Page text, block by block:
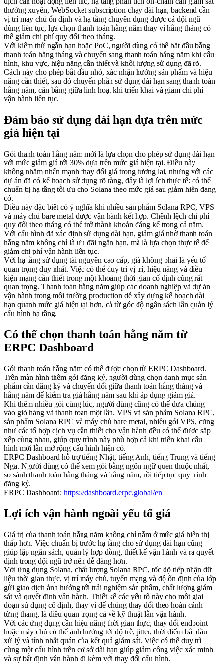
thường xuyên, WebSocket subscription chạy dài hạn, backend cần
vị trí máy chủ ổn định và hạ tầng chuyên dụng được cả đội ngũ
dùng liên tục, lựa chọn thanh toán hằng năm thay vì hằng tháng có
thể giảm chi phí quy đổi theo tháng.
Với kiểm thử ngắn hạn hoặc PoC, người dùng có thể bắt đầu bằng
thanh toán hằng tháng và chuyển sang thanh toán hằng năm khi cấu
hình, khu vực, hiệu năng cần thiết và khối lượng sử dụng đã rõ.
Cách này cho phép bắt đầu nhỏ, xác nhận hướng sản phẩm và hiệu
năng cần thiết, sau đó chuyển phần sử dụng dài hạn sang thanh toán
hằng năm, cân bằng giữa linh hoạt khi triển khai và giảm chi phí
vận hành liên tục.
Đảm bảo sử dụng dài hạn dựa trên mức
giá hiện tại
Gói thanh toán hằng năm mới là lựa chọn cho phép sử dụng dài hạn
với mức giảm giá tới 30% dựa trên mức giá hiện tại. Điều này
không nhằm nhấn mạnh thay đổi giá trong tương lai, nhưng với các
dự án đã có kế hoạch sử dụng rõ ràng, đây là lợi ích thực tế: có thể
chuẩn bị hạ tầng tối ưu cho Solana theo mức giá sau giảm hiện đang
có.
Điều này đặc biệt có ý nghĩa khi nhiều sản phẩm Solana RPC, VPS
và máy chủ bare metal được vận hành kết hợp. Chênh lệch chi phí
quy đổi theo tháng có thể trở thành khoản đáng kể trong cả năm.
Với cấu hình đã xác định sử dụng dài hạn, giảm giá nhờ thanh toán
hằng năm không chỉ là ưu đãi ngắn hạn, mà là lựa chọn thực tế để
giảm chi phí vận hành liên tục.
Với hạ tầng sử dụng tài nguyên cao cấp, giá không phải là yếu tố
quan trọng duy nhất. Việc có thể duy trì vị trí, hiệu năng và điều
kiện mạng cần thiết trong một khoảng thời gian cố định cũng rất
quan trọng. Thanh toán hằng năm giúp các doanh nghiệp và dự án
vận hành trong môi trường production dễ xây dựng kế hoạch dài
hạn quanh mức giá hiện tại hơn, cả từ góc độ ngân sách lẫn quản lý
cấu hình hạ tầng.
Có thể chọn thanh toán hằng năm từ
ERPC Dashboard
Gói thanh toán hằng năm có thể được chọn từ ERPC Dashboard.
Trên màn hình thêm gói đăng ký, người dùng chọn danh mục sản
phẩm cần đăng ký và chuyển đổi giữa thanh toán hằng tháng và
hằng năm để kiểm tra giá hằng năm sau khi áp dụng giảm giá.
Khi thêm nhiều gói cùng lúc, người dùng cũng có thể đưa chúng
vào giỏ hàng và thanh toán một lần. VPS và sản phẩm Solana RPC,
sản phẩm Solana RPC và máy chủ bare metal, nhiều gói VPS, cũng
như các tổ hợp dịch vụ cần thiết cho vận hành đều có thể được sắp
xếp cùng nhau, giúp quy trình này phù hợp cả khi triển khai cấu
hình mới lẫn mở rộng cấu hình hiện có.
ERPC Dashboard hỗ trợ tiếng Nhật, tiếng Anh, tiếng Trung và tiếng
Nga. Người dùng có thể xem gói bằng ngôn ngữ quen thuộc nhất,
so sánh thanh toán hằng tháng và hằng năm, rồi tiếp tục quy trình
đăng ký.
ERPC Dashboard: https://dashboard.erpc.global/en
Lợi ích vận hành ngoài yếu tố giá
Giá trị của thanh toán hằng năm không chỉ nằm ở mức giá hiển thị
thấp hơn. Việc chuẩn bị trước hạ tầng cho sử dụng dài hạn cũng
giúp lập ngân sách, quản lý hợp đồng, thiết kế vận hành và ra quyết
định trong đội ngũ trở nên dễ dàng hơn.
Với ứng dụng Solana, chất lượng Solana RPC, tốc độ tiếp nhận dữ
liệu thời gian thực, vị trí máy chủ, tuyến mạng và độ ổn định của lớp
gửi giao dịch ảnh hưởng tới trải nghiệm sản phẩm, chất lượng giám
sát và quyết định vận hành. Thiết kế các yếu tố này cho một giai
đoạn sử dụng cố định, thay vì để chúng thay đổi theo hoàn cảnh
từng tháng, là điều quan trọng cả về kỹ thuật lẫn vận hành.
Với các ứng dụng cần hiệu năng thời gian thực, thay đổi endpoint
hoặc máy chủ có thể ảnh hưởng tới độ trễ, jitter, thời điểm bắt đầu
xử lý và tính nhất quán của kết quả giám sát. Việc có thể duy trì
cùng một cấu hình trên cơ sở dài hạn giúp giảm công việc xác minh
và sự bất định vận hành đi kèm với thay đổi cấu hình.